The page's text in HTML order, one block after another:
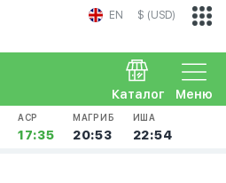
EN $ (USD)
Меню
Каталог
АСР
17:35
МАГРИБ
20:53
ИША
22:54